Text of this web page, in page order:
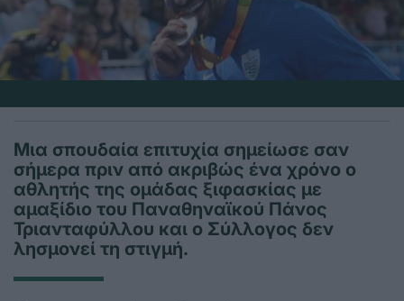
Μια σπουδαία επιτυχία σημείωσε σαν
σήμερα πριν από ακριβώς ένα χρόνο ο
αθλητής της ομάδας ξιφασκίας με
αμαξίδιο του Παναθηναϊκού Πάνος
Τριανταφύλλου και ο Σύλλογος δεν
λησμονεί τη στιγμή.